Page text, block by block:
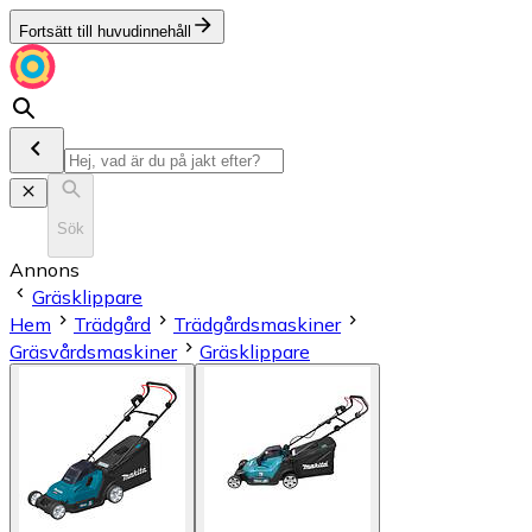
Fortsätt till huvudinnehåll
Sök
Annons
Gräsklippare
Hem
Trädgård
Trädgårdsmaskiner
Gräsvårdsmaskiner
Gräsklippare